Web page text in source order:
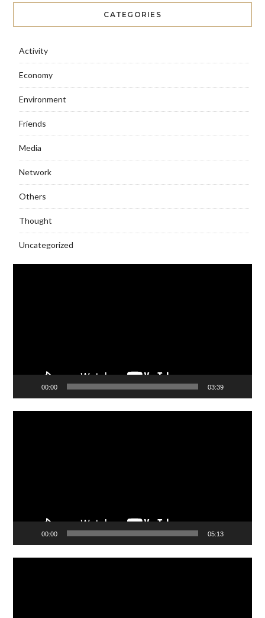
CATEGORIES
Activity
Economy
Environment
Friends
Media
Network
Others
Thought
Uncategorized
00:00 03:39
00:00 05:13